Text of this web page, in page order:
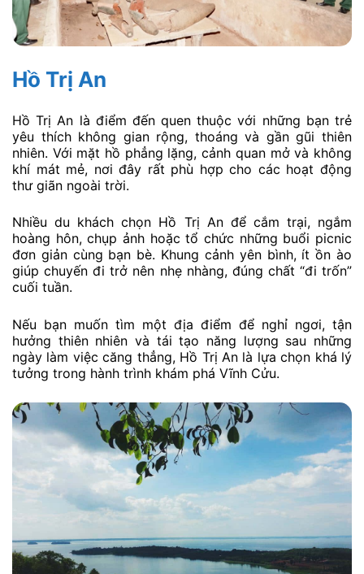
Hồ Trị An
Hồ Trị An là điểm đến quen thuộc với những bạn trẻ
yêu thích không gian rộng, thoáng và gần gũi thiên
nhiên. Với mặt hồ phẳng lặng, cảnh quan mở và không
khí mát mẻ, nơi đây rất phù hợp cho các hoạt động
thư giãn ngoài trời.
Nhiều du khách chọn Hồ Trị An để cắm trại, ngắm
hoàng hôn, chụp ảnh hoặc tổ chức những buổi picnic
đơn giản cùng bạn bè. Khung cảnh yên bình, ít ồn ào
giúp chuyến đi trở nên nhẹ nhàng, đúng chất “đi trốn”
cuối tuần.
Nếu bạn muốn tìm một địa điểm để nghỉ ngơi, tận
hưởng thiên nhiên và tái tạo năng lượng sau những
ngày làm việc căng thẳng, Hồ Trị An là lựa chọn khá lý
tưởng trong hành trình khám phá Vĩnh Cửu.